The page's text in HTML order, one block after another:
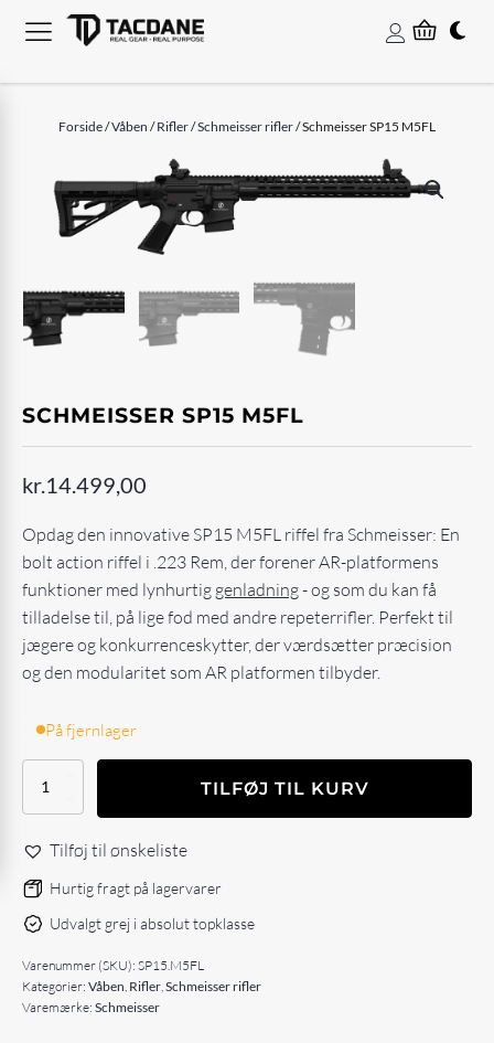
Forside/Våben /Rifler/Schmeisser rifler/ Schmeisser SP15 M5FL
SCHMEISSER SP15 M5FL
kr. 14.499,00
Opdag den innovative SP15 M5FL riffel fra Schmeisser: En
bolt action riffel i .223 Rem, der forener AR-platformens
funktioner med lynhurtig genladning- og som du kan få
tilladelse til, på lige fod med andre repeterrifler. Perfekt til
jægere og konkurrenceskytter, der værdsætter præcision
og den modularitet som AR platformen tilbyder.
På fjernlager
Schmeisser
M5FL
antal
TILFØJ TIL KURV
Tilføj til ønskeliste
Hurtig fragt på lagervarer
Udvalgt grej i absolut topklasse
Varenummer (SKU): SP15.M5FL
Kategorier: Våben, Rifler,Schmeisser rifler
Varemærke: Schmeisser